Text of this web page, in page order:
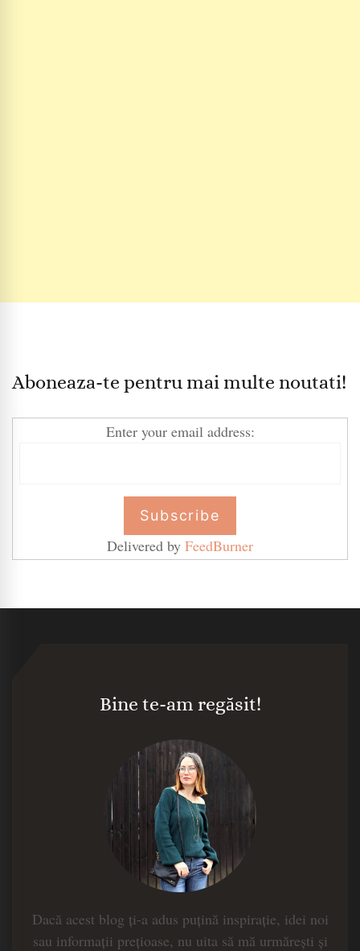
Aboneaza-te pentru mai multe noutati!
Enter your email address:
Delivered by FeedBurner
Bine te-am regăsit!
Dacă acest blog ți-a adus puțină inspirație, idei noi
sau informații prețioase, nu uita să mă urmărești și